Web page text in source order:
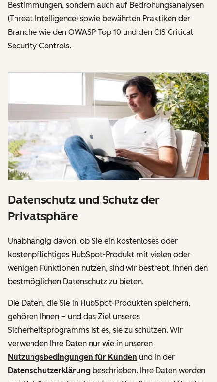
Bestimmungen, sondern auch auf Bedrohungsanalysen
(Threat Intelligence) sowie bewährten Praktiken der
Branche wie den OWASP Top 10 und den CIS Critical
Security Controls.
Datenschutz und Schutz der
Privatsphäre
Unabhängig davon, ob Sie ein kostenloses oder
kostenpflichtiges HubSpot-Produkt mit vielen oder
wenigen Funktionen nutzen, sind wir bestrebt, Ihnen den
bestmöglichen Datenschutz zu bieten.
Die Daten, die Sie in HubSpot-Produkten speichern,
gehören Ihnen – und das Ziel unseres
Sicherheitsprogramms ist es, sie zu schützen. Wir
verwenden Ihre Daten nur wie in unseren
Nutzungsbedingungen für Kunden und in der
Datenschutzerklärung beschrieben. Ihre Daten werden